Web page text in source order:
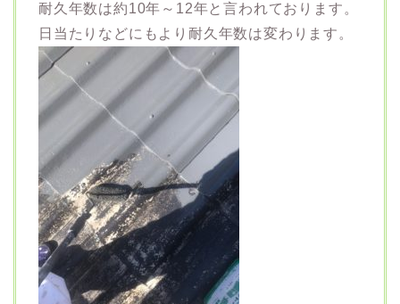
耐久年数は約10年～12年と言われております。
日当たりなどにもより耐久年数は変わります。